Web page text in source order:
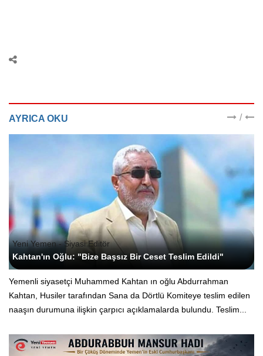
AYRICA OKU /
Yeni Yemen - Siyasi Editör
Kahtan'ın Oğlu: "Bize Başsız Bir Ceset Teslim Edildi"
Yemenli siyasetçi Muhammed Kahtan ın oğlu Abdurrahman
Kahtan, Husiler tarafından Sana da Dörtlü Komiteye teslim edilen
naaşın durumuna ilişkin çarpıcı açıklamalarda bulundu. Teslim...